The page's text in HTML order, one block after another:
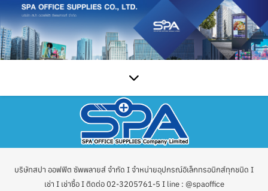
บริษัทสปา ออฟฟิต ซัพพลายส์ จำกัด I จำหน่ายอุปกรณ์อิเล็กทรอนิกส์ทุกชนิด I
เช่า I เช่าซื้อ I ติดต่อ 02-3205761-5 I line : @spaoffice